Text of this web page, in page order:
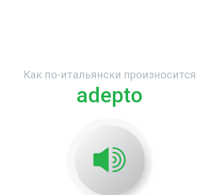
Как по-итальянски произносится
adepto